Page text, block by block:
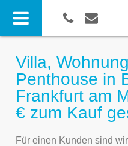
Villa,
Penthouse in
Frankfurt am
€ zum Kauf
Für einen Kunden sind